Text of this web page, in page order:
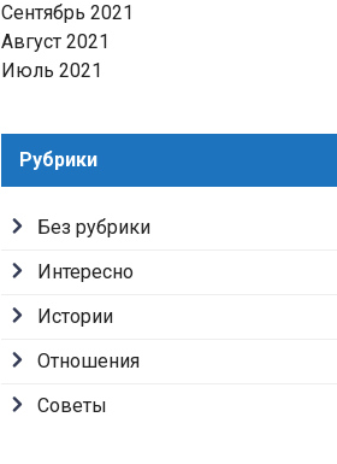
Сентябрь 2021
Август 2021
Июль 2021
Рубрики
Без рубрики
Интересно
Истории
Отношения
Советы